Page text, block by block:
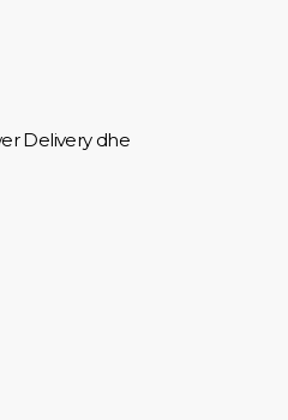
Delivery dhe